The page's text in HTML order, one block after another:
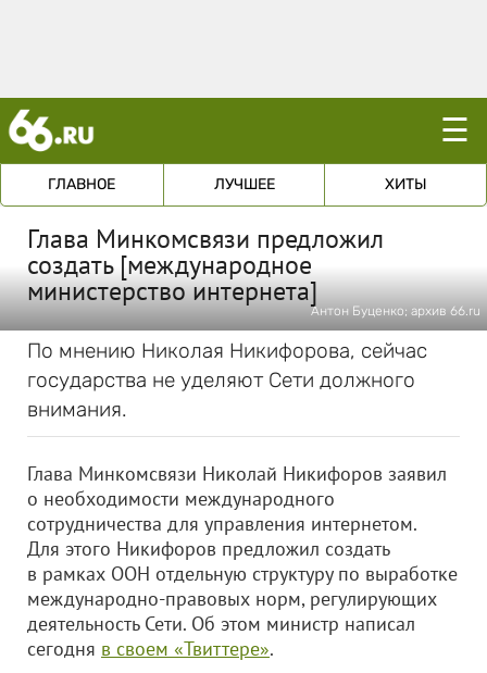
☰
ГЛАВНОЕ ЛУЧШЕЕ ХИТЫ
Глава Минкомсвязи предложил
создать [международное
министерство интернета]
Антон Буценко; архив 66.ru
По мнению Николая Никифорова, сейчас
государства не уделяют Сети должного
внимания.
Глава Минкомсвязи Николай Никифоров заявил
о необходимости международного
сотрудничества для управления интернетом.
Для этого Никифоров предложил создать
в рамках ООН отдельную структуру по выработке
международно-правовых норм, регулирующих
деятельность Сети. Об этом министр написал
сегодня в своем «Твиттере».